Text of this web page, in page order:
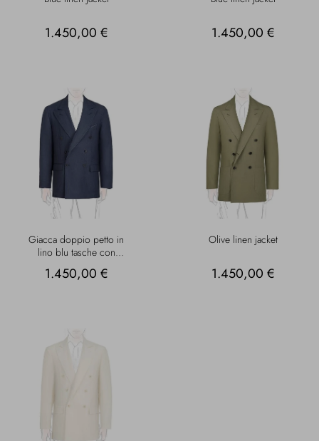
1.450,00 € 1.450,00 €
Giacca doppio petto in
lino blu tasche con
pattina
1.450,00 €
Olive linen jacket
1.450,00 €